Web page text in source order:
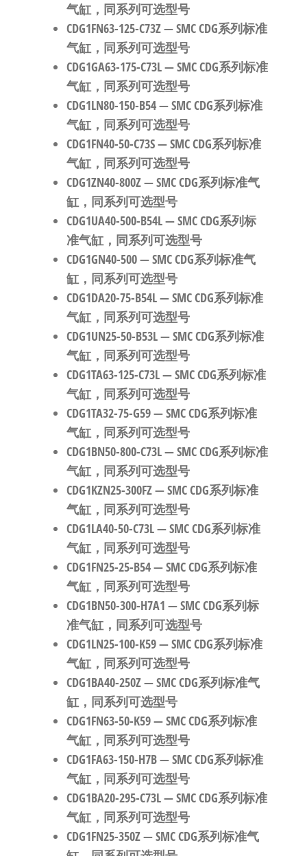
气缸，同系列可选型号
CDG1FN63-125-C73Z— SMC CDG系列标准
气缸，同系列可选型号
CDG1GA63-175-C73L— SMC CDG系列标准
气缸，同系列可选型号
CDG1LN80-150-B54— SMC CDG系列标准
气缸，同系列可选型号
CDG1FN40-50-C73S— SMC CDG系列标准
气缸，同系列可选型号
CDG1ZN40-800Z— SMC CDG系列标准气
缸，同系列可选型号
CDG1UA40-500-B54L— SMC CDG系列标
准气缸，同系列可选型号
CDG1GN40-500— SMC CDG系列标准气
缸，同系列可选型号
CDG1DA20-75-B54L— SMC CDG系列标准
气缸，同系列可选型号
CDG1UN25-50-B53L— SMC CDG系列标准
气缸，同系列可选型号
CDG1TA63-125-C73L— SMC CDG系列标准
气缸，同系列可选型号
CDG1TA32-75-G59— SMC CDG系列标准
气缸，同系列可选型号
CDG1BN50-800-C73L— SMC CDG系列标准
气缸，同系列可选型号
CDG1KZN25-300FZ— SMC CDG系列标准
气缸，同系列可选型号
CDG1LA40-50-C73L— SMC CDG系列标准
气缸，同系列可选型号
CDG1FN25-25-B54— SMC CDG系列标准
气缸，同系列可选型号
CDG1BN50-300-H7A1 — SMC CDG系列标
准气缸，同系列可选型号
CDG1LN25-100-K59— SMC CDG系列标准
气缸，同系列可选型号
CDG1BA40-250Z— SMC CDG系列标准气
缸，同系列可选型号
CDG1FN63-50-K59— SMC CDG系列标准
气缸，同系列可选型号
CDG1FA63-150-H7B— SMC CDG系列标准
气缸，同系列可选型号
CDG1BA20-295-C73L— SMC CDG系列标准
气缸，同系列可选型号
CDG1FN25-350Z— SMC CDG系列标准气